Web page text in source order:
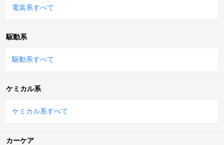
電装系すべて
駆動系
駆動系すべて
ケミカル系
ケミカル系すべて
カーケア